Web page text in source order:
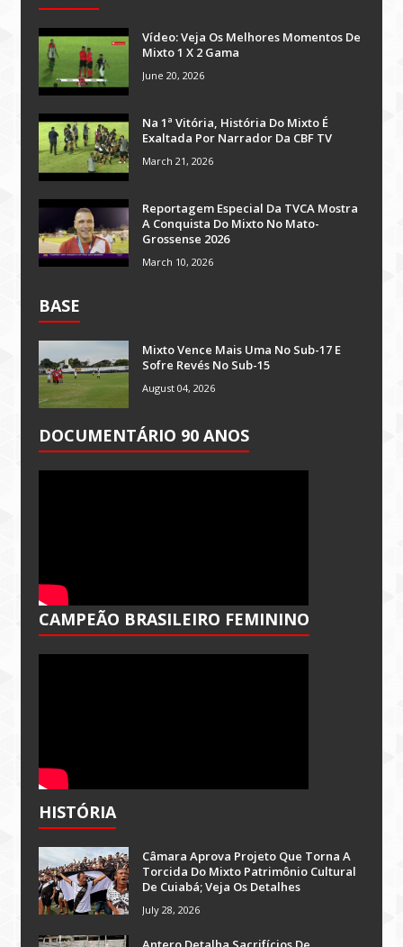
Vídeo: Veja Os Melhores Momentos De
Mixto 1 X 2 Gama
June 20, 2026
Na 1ª Vitória, História Do Mixto É
Exaltada Por Narrador Da CBF TV
March 21, 2026
Reportagem Especial Da TVCA Mostra
A Conquista Do Mixto No Mato-
Grossense 2026
March 10, 2026
BASE
Mixto Vence Mais Uma No Sub-17 E
Sofre Revés No Sub-15
August 04, 2026
DOCUMENTÁRIO 90 ANOS
CAMPEÃO BRASILEIRO FEMININO
HISTÓRIA
Câmara Aprova Projeto Que Torna A
Torcida Do Mixto Patrimônio Cultural
De Cuiabá; Veja Os Detalhes
July 28, 2026